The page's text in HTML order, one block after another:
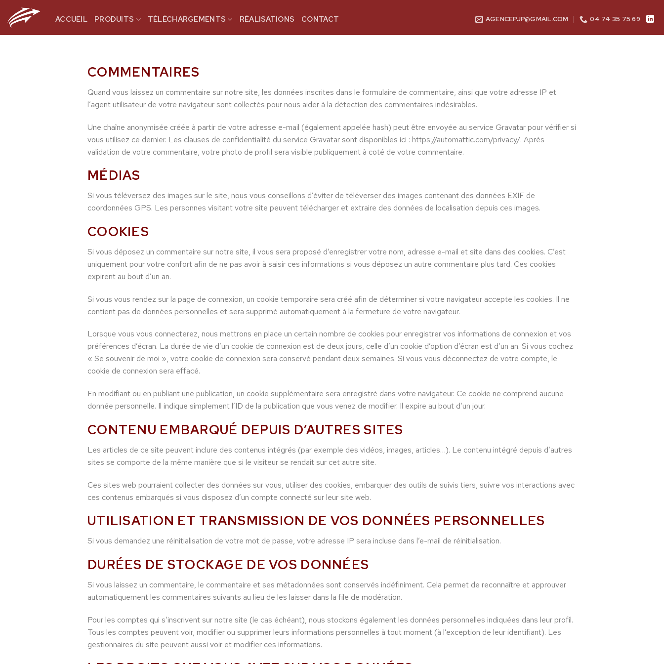
content
ACCUEIL PRODUITS TÉLÉCHARGEMENTS RÉALISATIONS CONTACT AGENCEPJP@GMAIL.COM 04 74 35 75 69
COMMENTAIRES
Quand vous laissez un commentaire sur notre site, les données inscrites dans le formulaire de commentaire, ainsi que votre adresse IP et
l’agent utilisateur de votre navigateur sont collectés pour nous aider à la détection des commentaires indésirables.
Une chaîne anonymisée créée à partir de votre adresse e-mail (également appelée hash) peut être envoyée au service Gravatar pour vérifier si
vous utilisez ce dernier. Les clauses de confidentialité du service Gravatar sont disponibles ici : https://automattic.com/privacy/. Après
validation de votre commentaire, votre photo de profil sera visible publiquement à coté de votre commentaire.
MÉDIAS
Si vous téléversez des images sur le site, nous vous conseillons d’éviter de téléverser des images contenant des données EXIF de
coordonnées GPS. Les personnes visitant votre site peuvent télécharger et extraire des données de localisation depuis ces images.
COOKIES
Si vous déposez un commentaire sur notre site, il vous sera proposé d’enregistrer votre nom, adresse e-mail et site dans des cookies. C’est
uniquement pour votre confort afin de ne pas avoir à saisir ces informations si vous déposez un autre commentaire plus tard. Ces cookies
expirent au bout d’un an.
Si vous vous rendez sur la page de connexion, un cookie temporaire sera créé afin de déterminer si votre navigateur accepte les cookies. Il ne
contient pas de données personnelles et sera supprimé automatiquement à la fermeture de votre navigateur.
Lorsque vous vous connecterez, nous mettrons en place un certain nombre de cookies pour enregistrer vos informations de connexion et vos
préférences d’écran. La durée de vie d’un cookie de connexion est de deux jours, celle d’un cookie d’option d’écran est d’un an. Si vous cochez
« Se souvenir de moi », votre cookie de connexion sera conservé pendant deux semaines. Si vous vous déconnectez de votre compte, le
cookie de connexion sera effacé.
En modifiant ou en publiant une publication, un cookie supplémentaire sera enregistré dans votre navigateur. Ce cookie ne comprend aucune
donnée personnelle. Il indique simplement l’ID de la publication que vous venez de modifier. Il expire au bout d’un jour.
CONTENU EMBARQUÉ DEPUIS D’AUTRES SITES
Les articles de ce site peuvent inclure des contenus intégrés (par exemple des vidéos, images, articles…). Le contenu intégré depuis d’autres
sites se comporte de la même manière que si le visiteur se rendait sur cet autre site.
Ces sites web pourraient collecter des données sur vous, utiliser des cookies, embarquer des outils de suivis tiers, suivre vos interactions avec
ces contenus embarqués si vous disposez d’un compte connecté sur leur site web.
UTILISATION ET TRANSMISSION DE VOS DONNÉES PERSONNELLES
Si vous demandez une réinitialisation de votre mot de passe, votre adresse IP sera incluse dans l’e-mail de réinitialisation.
DURÉES DE STOCKAGE DE VOS DONNÉES
Si vous laissez un commentaire, le commentaire et ses métadonnées sont conservés indéfiniment. Cela permet de reconnaître et approuver
automatiquement les commentaires suivants au lieu de les laisser dans la file de modération.
Pour les comptes qui s’inscrivent sur notre site (le cas échéant), nous stockons également les données personnelles indiquées dans leur profil.
Tous les comptes peuvent voir, modifier ou supprimer leurs informations personnelles à tout moment (à l’exception de leur identifiant). Les
gestionnaires du site peuvent aussi voir et modifier ces informations.